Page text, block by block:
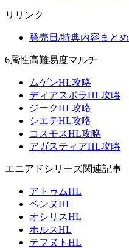
リリンク
発売日/特典内容まとめ
6属性高難易度マルチ
ムゲンHL攻略
ディアスポラHL攻略
ジークHL攻略
シエテHL攻略
コスモスHL攻略
アガスティアHL攻略
エニアドシリーズ関連記事
アトゥムHL
ベンヌHL
オシリスHL
ホルスHL
テフヌトHL